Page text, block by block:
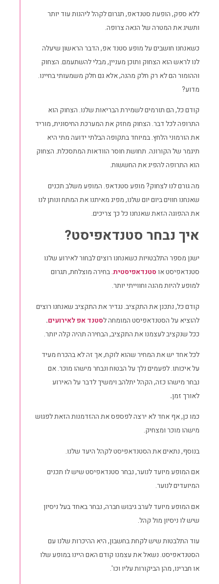
ללא ספק, הופעת סטנדאפ, תגרום לקהל ליהנות עוד יותר
ותשיג את המטרה של הנאה צרופה.
כשאנחנו חושבים על מופע סטנד אפ, הדבר הראשון שיעלה
לנו לראש הוא הצחוק ותוכן מעניין, מבלי להשתעמם. הצחוק
וההומור הם לא רק חלק מהנה, אלא גם חלק משמעותי בחיינו.
מדוע?
קודם כל, הם תורמים לשמירת הבריאות שלנו. הצחוק הוא
התרופה לכל דבר. הצחוק מחזק את המערכת החיסונית, מוריד
את הורמוני הלחץ. במיוחד בתקופה הבלתי ידועה מתי היא
תיגמר של הקורונה. תחושת חוסר הוודאות המתסכלת. הצחוק
הוא התרופה להפיג את החששות.
מה גורם לנו לצחוק? מופע סטנדאפ. המופע משלב תכנים
שאנחנו חווים ביום יום שלנו, מפיג מאיתנו את המתח ונותן לנו
את ההפוגה הזאת שאנחנו כל כך צריכים.
איך נבחר סטנדאפיסט?
ישנן מספר התלבטויות כשאנחנו רוצים לבחור לאירוע שלנו
סטנדאפיסט אוסטנדאפיסטית. בחירה מוצלחת, תגרום
למופע להיות מהנה וחווייתי יותר.
קודם כל, נתכנן את התקציב. נגדיר את התקציב שאנחנו רוצים
להוציא על הסטנדאפיסט המומחה לסטנד אפ לאירועים.
ככל שנקציב לעצמנו את התקציב, הבחירה תהיה קלה יותר.
לכל אחד יש את המחיר שהוא לוקח, אך זה לא בהכרח מעיד
על איכותו. לפעמים נלך על הבטוח ונבחר מישהו מוכר. אם
נבחר מישהו כזה, הקהל יתלהב וימשיך לדבר על האירוע
לאורך זמן.
כמו כן, אף אחד לא ירצה לפספס את ההזדמנות הזאת לפגוש
מישהו מוכר ומצחיק.
בנוסף, נתאים את הסטנדאפיסט לקהל היעד שלנו.
אם המופע מיועד לנוער, נבחר סטנדאפיסט שיש לו תכנים
המיועדים לנוער.
אם המופע מיועד לערב גיבוש חברה, נבחר באחד בעל ניסיון
שיש לו ניסיון מול קהל.
עוד התלבטות שיש לקחת בחשבון, היא ההיכרות שלנו עם
הסטנדאפיסט. נשאל את עצמנו קודם האם היינו במופע שלו
או חברינו, מהן הביקורות עליו וכו'.